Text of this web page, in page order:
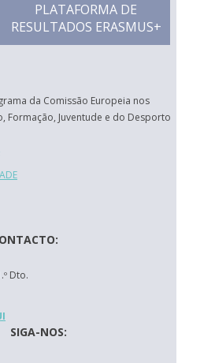
PLATAFORMA DE
RESULTADOS ERASMUS+
da Comissão Europeia nos
Formação, Juventude e do Desporto
Dto.
SIGA-NOS: